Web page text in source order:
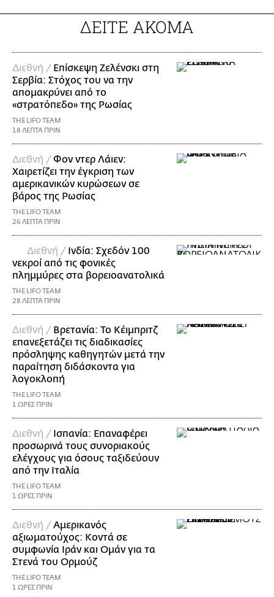
ΔΕΙΤΕ ΑΚΟΜΑ
Διεθνή / Επίσκεψη Ζελένσκι στη
Σερβία: Στόχος του να την
απομακρύνει από το
«στρατόπεδο» της Ρωσίας
THE LIFO TEAM
18 ΛΕΠΤΑ ΠΡΙΝ
Διεθνή /Φον ντερ Λάιεν:
Χαιρετίζει την έγκριση των
αμερικανικών κυρώσεων σε
βάρος της Ρωσίας
THE LIFO TEAM
26 ΛΕΠΤΑ ΠΡΙΝ
Διεθνή / Ινδία: Σχεδόν 100
νεκροί από τις φονικές
πλημμύρες στα βορειοανατολικά
THE LIFO TEAM
28 ΛΕΠΤΑ ΠΡΙΝ
Διεθνή / Βρετανία: Το Κέιμπριτζ
επανεξετάζει τις διαδικασίες
πρόσληψης καθηγητών μετά την
παραίτηση διδάσκοντα για
λογοκλοπή
THE LIFO TEAM
1 ΩΡΕΣ ΠΡΙΝ
Διεθνή / Ισπανία: Επαναφέρει
προσωρινά τους συνοριακούς
ελέγχους για όσους ταξιδεύουν
από την Ιταλία
THE LIFO TEAM
1 ΩΡΕΣ ΠΡΙΝ
Διεθνή /Αμερικανός
αξιωματούχος: Κοντά σε
συμφωνία Ιράν και Ομάν για τα
Στενά του Ορμούζ
THE LIFO TEAM
1 ΩΡΕΣ ΠΡΙΝ